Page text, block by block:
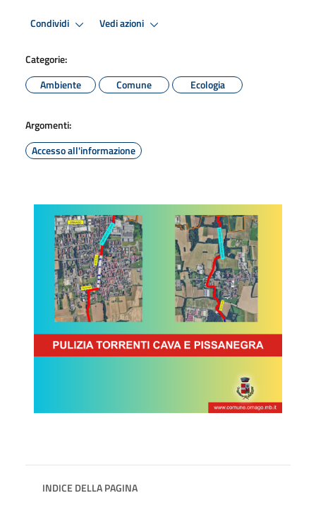
Condividi Vedi azioni
Categorie:
Ambiente
Comune Ecologia
Argomenti:
Accesso all'informazione
INDICE DELLA PAGINA